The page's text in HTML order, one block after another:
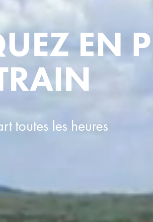
EN
toutes les heures